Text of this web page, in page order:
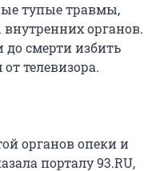
тупые травмы,
органов.
до смерти избить
телевизора.
органов опеки и
порталу 93.RU,